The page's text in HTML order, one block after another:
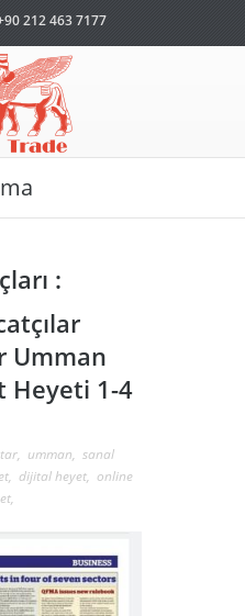
212 463 7177
:
Umman
Heyeti 1-4
, umman, sanal
, dijital heyet, online
,